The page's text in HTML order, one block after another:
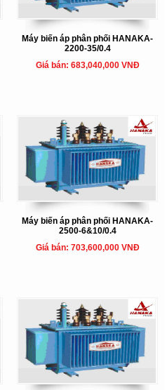
Máy biến áp phân phối HANAKA-
2200-35/0.4
Giá bán: 683,040,000 VNĐ
Máy biến áp phân phối HANAKA-
2500-6&10/0.4
Giá bán: 703,600,000 VNĐ